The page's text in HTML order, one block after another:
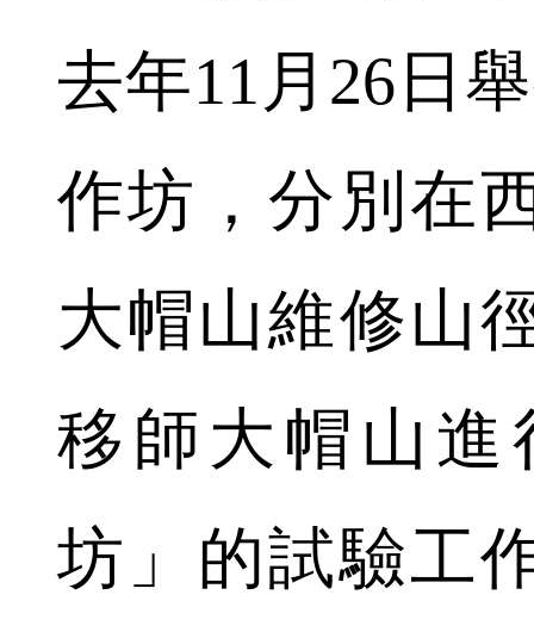
去年11月26日
作坊，分別在
大帽山維修山
移師大帽山進
坊」的試驗工